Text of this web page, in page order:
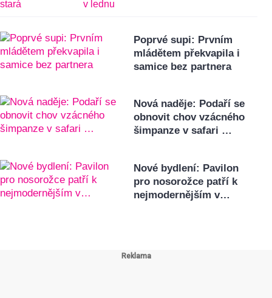
Poprvé supi: Prvním
mládětem překvapila i
samice bez partnera
Nová naděje: Podaří se
obnovit chov vzácného
šimpanze v safari …
Nové bydlení: Pavilon
pro nosorožce patří k
nejmodernějším v…